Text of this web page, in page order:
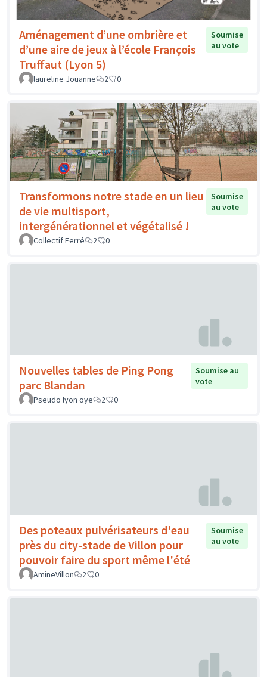
Aménagement d’une ombrière et
d’une aire de jeux à l’école François
Truffaut (Lyon 5)
Soumise
au vote
laureline Jouanne 2 0
Transformons notre stade en un lieu
de vie multisport,
intergénérationnel et végétalisé !
Soumise
au vote
Collectif Ferré 2 0
Nouvelles tables de Ping Pong
parc Blandan
Soumise au
vote
Pseudo lyon oye
2 0
Des poteaux pulvérisateurs d'eau
près du city-stade de Villon pour
pouvoir faire du sport même l'été
Soumise
au vote
AmineVillon 2 0